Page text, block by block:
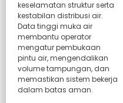
keselamatan struktur serta
kestabilan distribusi air.
Data tinggi muka air
membantu operator
mengatur pembukaan
pintu air, mengendalikan
volume tampungan, dan
memastikan sistem bekerja
dalam batas aman.